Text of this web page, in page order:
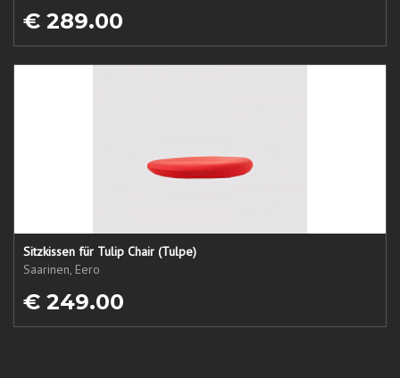
€ 289.00
Sitzkissen für Tulip Chair (Tulpe)
Saarinen, Eero
€ 249.00